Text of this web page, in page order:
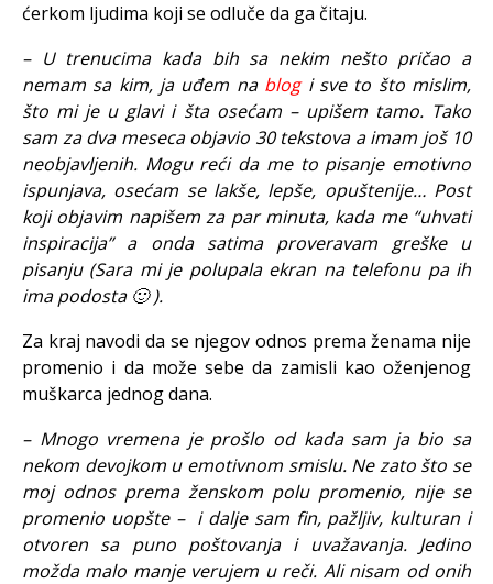
ćerkom ljudima koji se odluče da ga čitaju.
– U trenucima kada bih sa nekim nešto pričao a
nemam sa kim, ja uđem na blog i sve to što mislim,
što mi je u glavi i šta osećam – upišem tamo. Tako
sam za dva meseca objavio 30 tekstova a imam još 10
neobjavljenih. Mogu reći da me to pisanje emotivno
ispunjava, osećam se lakše, lepše, opuštenije… Post
koji objavim napišem za par minuta, kada me “uhvati
inspiracija” a onda satima proveravam greške u
pisanju (Sara mi je polupala ekran na telefonu pa ih
ima podosta 🙂 ).
Za kraj navodi da se njegov odnos prema ženama nije
promenio i da može sebe da zamisli kao oženjenog
muškarca jednog dana.
– Mnogo vremena je prošlo od kada sam ja bio sa
nekom devojkom u emotivnom smislu. Ne zato što se
moj odnos prema ženskom polu promenio, nije se
promenio uopšte – i dalje sam fin, pažljiv, kulturan i
otvoren sa puno poštovanja i uvažavanja. Jedino
možda malo manje verujem u reči. Ali nisam od onih